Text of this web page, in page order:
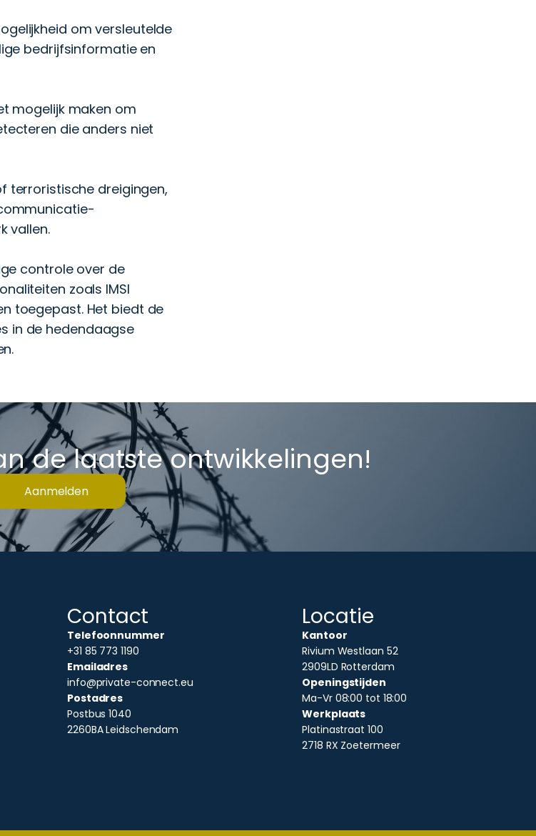
om versleutelde
bedrijfsinformatie en
mogelijk maken om
die anders niet
terroristische dreigingen,
vallen.
controle over de
zoals IMSI
toegepast. Het biedt de
in de hedendaagse
de laatste ontwikkelingen!
Aanmelden
Contact
Telefoonnummer
+31 85 773 1190
Emailadres
info@private-connect.eu
Postadres
Postbus 1040
2260BA Leidschendam
Locatie
Kantoor
Rivium Westlaan 52
2909LD Rotterdam
Openingstijden
Ma-Vr 08:00 tot 18:00
Werkplaats
Platinastraat 100
2718 RX Zoetermeer